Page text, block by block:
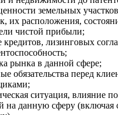
земельных
их расположения,
чистой прибыли;
кредитов, лизинговых
рынка в данной сфере;
обязательства перед
ситуация, влияние
на данную сферу (включая